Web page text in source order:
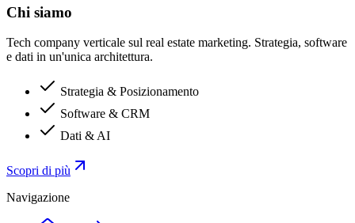
Chi siamo
Tech company verticale sul real estate marketing. Strategia, software
e dati in un'unica architettura.
Strategia & Posizionamento
Software & CRM
Dati & AI
Scopri di più
Navigazione